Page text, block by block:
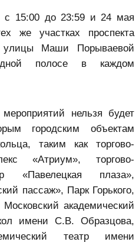
с 15:00 до 23:59 и 24 мая
же участках проспекта
улицы Маши Порываевой
полосе в каждом
нельзя будет
городским объектам
таким как торгово-
«Атриум», торгово-
«Павелецкая плаза»,
пассаж», Парк Горького,
академический
имени С.В. Образцова,
театр имени